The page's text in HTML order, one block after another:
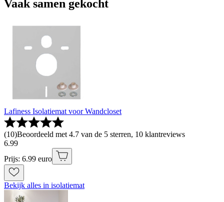
Vaak samen gekocht
Lafiness Isolatiemat voor Wandcloset
(10)Beoordeeld met 4.7 van de 5 sterren, 10 klantreviews
6.99
Prijs: 6.99 euro
Bekijk alles in isolatiemat